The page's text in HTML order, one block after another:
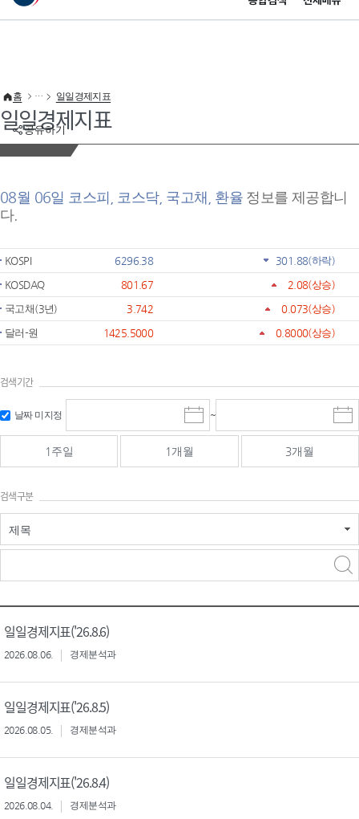
이 누리집은 대한민국 공식 전자정부 누리집입니다.
공유하기
홈 일일경제지표
일일경제지표
08월 06일 코스피, 코스닥, 국고채, 환율 정보를 제공합니
다.
KOSPI 6296.38 301.88(하락)
KOSDAQ
801.67 2.08(상승)
국고채(3년)
3.742 0.073(상승)
달러-원
1425.5000 0.8000(상승)
검색기간
날짜 미지정
시
작
일
선
~
종
료
선
1주일 1개월 3개월
검색구분
제목
일일경제지표('26.8.6)
2026.08.06. 경제분석과
일일경제지표('26.8.5)
2026.08.05. 경제분석과
일일경제지표('26.8.4)
2026.08.04. 경제분석과